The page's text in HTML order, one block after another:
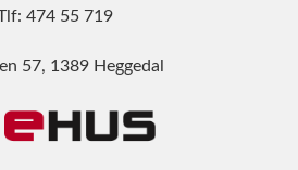
474 55 719
57, 1389 Heggedal